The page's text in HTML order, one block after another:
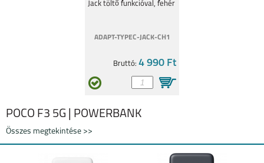
Jack töltő funkcióval, fehér
ADAPT-TYPEC-JACK-CH1
Bruttó: 4 990 Ft
POCO F3 5G | POWERBANK
Összes megtekintése >>